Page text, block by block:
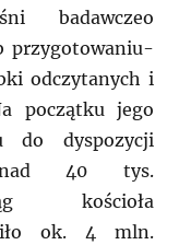
badawczeo
przygotowaniu-
odczytanych i
początku jego
do dyspozycji
40 tys.
kościoła
ok. 4 mln.